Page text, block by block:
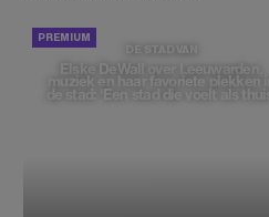
DE STAD VAN
Elske DeWall over Leeuwarden,
muziek en haar favoriete plekken in
de stad: 'Een stad die voelt als thuis'